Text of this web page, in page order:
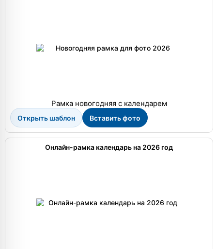
Рамка новогодняя с календарем
Открыть шаблон Вставить фото
Онлайн-рамка календарь на 2026 год